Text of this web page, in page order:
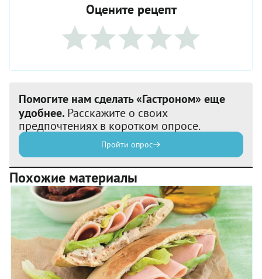
Оцените рецепт
Помогите нам сделать «Гастроном» еще
удобнее. Расскажите о своих
предпочтениях в коротком опросе.
Пройти опрос
Похожие материалы